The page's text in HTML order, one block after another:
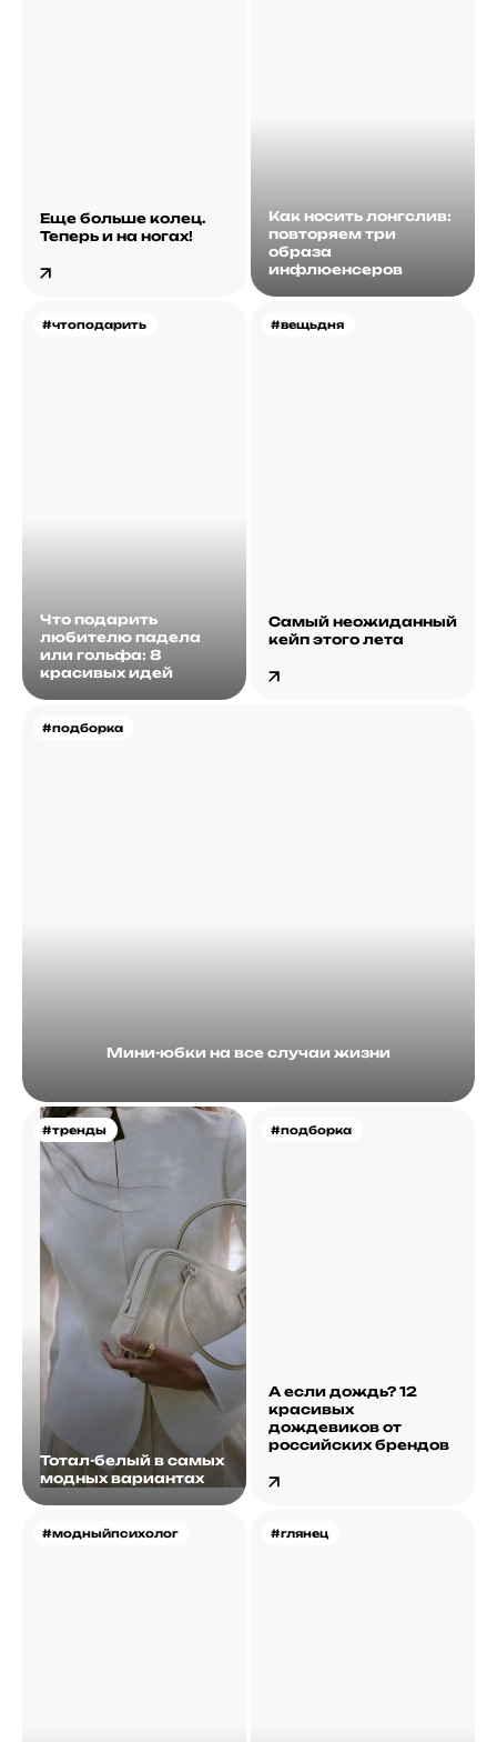
Еще больше колец.
Теперь и на ногах!
Как носить лонгслив:
повторяем три
образа
инфлюенсеров
#чтоподарить
Что подарить
любителю падела
или гольфа: 8
красивых идей
#подборка
Мини-юбки на все случаи жизни
#вещьдня
Самый неожиданный
кейп этого лета
#тренды
Тотал-белый в самых
модных вариантах
#подборка
А если дождь? 12
красивых
дождевиков от
российских брендов
#модныйпсихолог #глянец